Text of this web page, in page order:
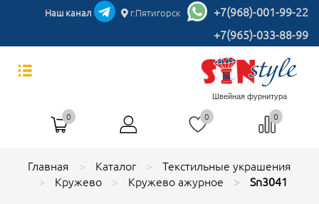
Наш канал г.Пятигорск
+7(968)-001-99-22
+7(965)-033-88-99
Швейная фурнитура
0 0 0
Главная Каталог
Текстильные украшения
Кружево
Кружево ажурное Sn3041